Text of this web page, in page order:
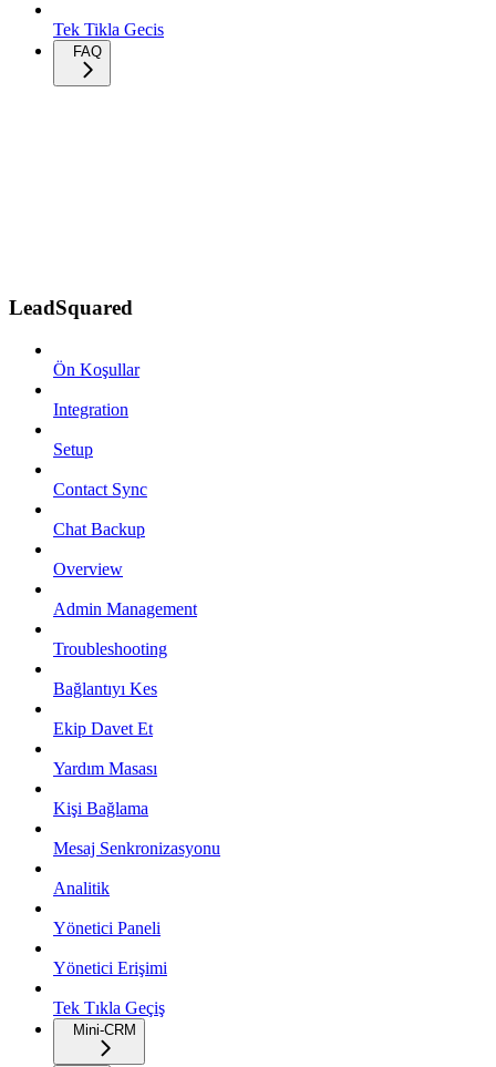
Tek Tikla Gecis
FAQ
LeadSquared
Ön Koşullar
Integration
Setup
Contact Sync
Chat Backup
Overview
Admin Management
Troubleshooting
Bağlantıyı Kes
Ekip Davet Et
Yardım Masası
Kişi Bağlama
Mesaj Senkronizasyonu
Analitik
Yönetici Paneli
Yönetici Erişimi
Tek Tıkla Geçiş
Mini-CRM